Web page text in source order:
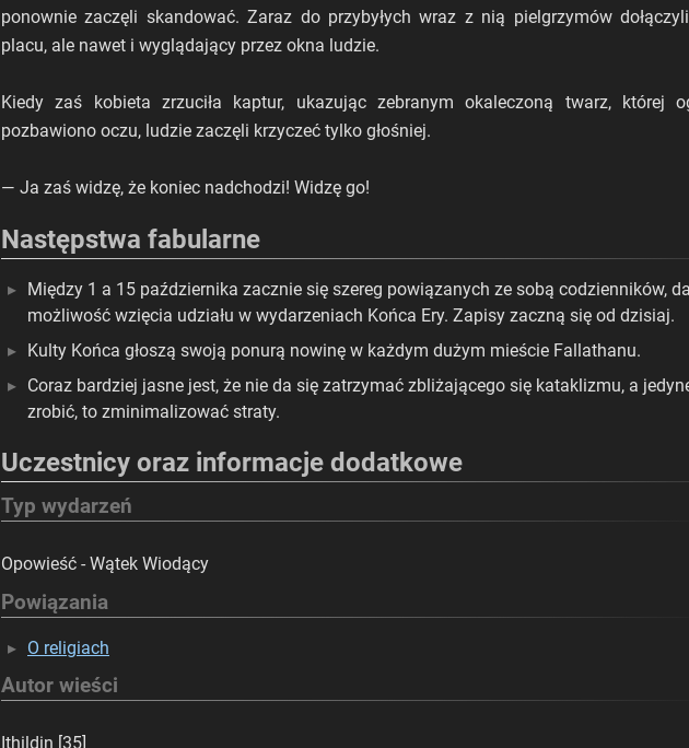
ponownie zaczęli skandować. Zaraz do przybyłych wraz z nią pielgrzymów
placu, ale nawet i wyglądający przez okna ludzie.
Kiedy zaś kobieta zrzuciła kaptur, ukazując zebranym okaleczoną twarz, której
pozbawiono oczu, ludzie zaczęli krzyczeć tylko głośniej.
— Ja zaś widzę, że koniec nadchodzi! Widzę go!
Następstwa fabularne
Między 1 a 15 października zacznie się szereg powiązanych ze sobą codzienników,
możliwość wzięcia udziału w wydarzeniach Końca Ery. Zapisy zaczną się od dzisiaj.
Kulty Końca głoszą swoją ponurą nowinę w każdym dużym mieście Fallathanu.
Coraz bardziej jasne jest, że nie da się zatrzymać zbliżającego się kataklizmu, a
zrobić, to zminimalizować straty.
Uczestnicy oraz informacje dodatkowe
Typ wydarzeń
Opowieść - Wątek Wiodący
Powiązania
O religiach
Autor wieści
Ithildin [35]